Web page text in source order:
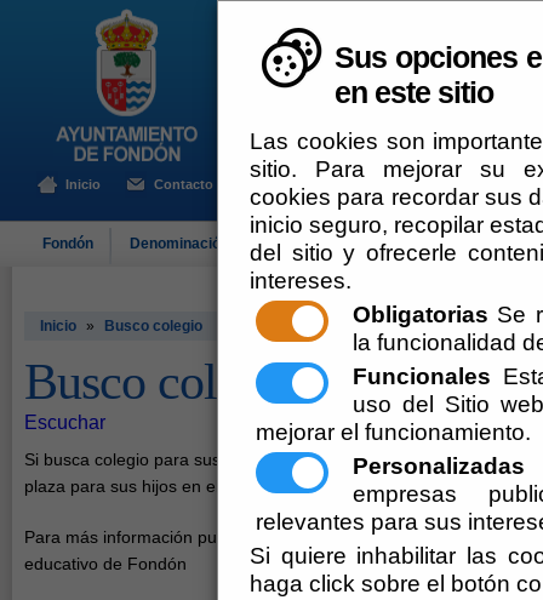
Sus opciones
en este sitio
Las cookies son
sitio. Para mejorar su
cookies para recordar sus
inicio seguro, recopilar
del sitio y ofrecerle
intereses.
Obligatorias Se
la funcionalidad
Funcionales
uso del Sitio
mejorar el funcionamiento.
Personalizadas
empresas
relevantes para sus
Si quiere inhabilitar las
haga click sobre el botón
Inicio Contacto
Fondón Denominación de Origen El Ayuntamiento Turismo
Inicio » Busco colegio
Busco colegio
Escuchar
Si busca colegio para sus hijos le ofrecemos la información más
plaza para sus hijos en el centro educativo de Fondón, así como
Para más información puede ponerse en contacto con el
educativo de Fondón